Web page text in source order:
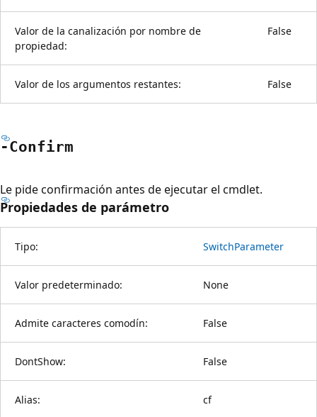
Valor de la canalización por nombre de
propiedad:
False
Valor de los argumentos restantes: False
-Confirm
Le pide confirmación antes de ejecutar el cmdlet.
Propiedades de parámetro
Tipo: SwitchParameter
Valor predeterminado: None
Admite caracteres comodín: False
DontShow: False
Alias: cf